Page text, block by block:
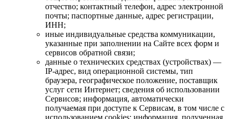
отчество; контактный телефон, адрес электронной
почты; паспортные данные, адрес регистрации,
ИНН;
иные индивидуальные средства коммуникации,
указанные при заполнении на Сайте всех форм и
сервисов обратной связи;
данные о технических средствах (устройствах) —
IP-адрес, вид операционной системы, тип
браузера, географическое положение, поставщик
услуг сети Интернет; сведения об использовании
Сервисов; информация, автоматически
получаемая при доступе к Сервисам, в том числе с
использованием cookies; информация, полученная